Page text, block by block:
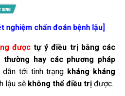
nghiệm chẩn đoán bệnh lậu]
đượctự ý điều trị bằng các
hay các phương pháp
tới tình trạng kháng kháng
lậu sẽ không thể điều trị được.